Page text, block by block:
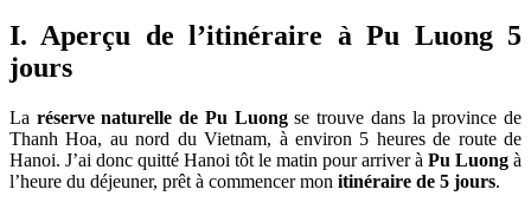
I. Aperçu de l’itinéraire à Pu Luong 5
jours
La réserve naturelle de Pu Luongse trouve dans la province de
Thanh Hoa, au nord du Vietnam, à environ 5 heures de route de
Hanoi. J’ai donc quitté Hanoi tôt le matin pour arriver à Pu Luong à
l’heure du déjeuner, prêt à commencer mon itinéraire de 5 jours.